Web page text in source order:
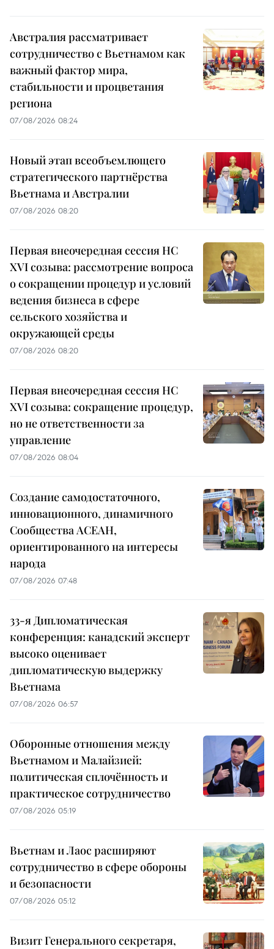
Австралия рассматривает
сотрудничество с Вьетнамом как
важный фактор мира,
стабильности и процветания
региона
07/08/2026 08:24
Новый этап всеобъемлющего
стратегического партнёрства
Вьетнама и Австралии
07/08/2026 08:20
Первая внеочередная сессия НС
XVI созыва: рассмотрение вопроса
о сокращении процедур и условий
ведения бизнеса в сфере
сельского хозяйства и
окружающей среды
07/08/2026 08:20
Первая внеочередная сессия НС
XVI созыва: сокращение процедур,
но не ответственности за
управление
07/08/2026 08:04
Создание самодостаточного,
инновационного, динамичного
Сообщества АСЕАН,
ориентированного на интересы
народа
07/08/2026 07:48
33-я Дипломатическая
конференция: канадский эксперт
высоко оценивает
дипломатическую выдержку
Вьетнама
07/08/2026 06:57
Оборонные отношения между
Вьетнамом и Малайзией:
политическая сплочённость и
практическое сотрудничество
07/08/2026 05:19
Вьетнам и Лаос расширяют
сотрудничество в сфере обороны
и безопасности
07/08/2026 05:12
Визит Генерального секретаря,